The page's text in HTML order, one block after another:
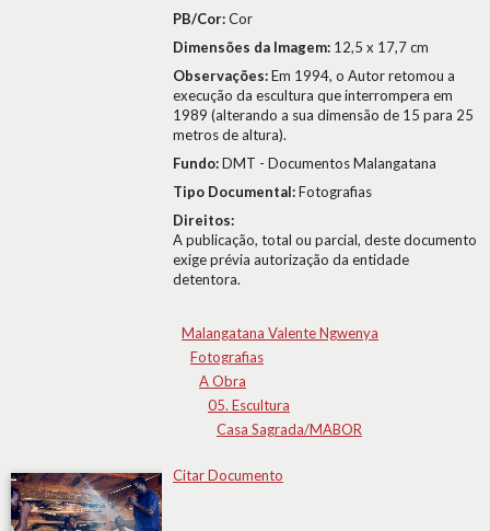
PB/Cor:Cor
Dimensões da Imagem: 12,5 x 17,7 cm
Observações:Em 1994, o Autor retomou a
execução da escultura que interrompera em
1989 (alterando a sua dimensão de 15 para 25
metros de altura).
Fundo:DMT - Documentos Malangatana
Tipo Documental:Fotografias
Direitos:
A publicação, total ou parcial, deste documento
exige prévia autorização da entidade
detentora.
Malangatana Valente Ngwenya
Fotografias
A Obra
05. Escultura
Casa Sagrada/MABOR
Citar Documento